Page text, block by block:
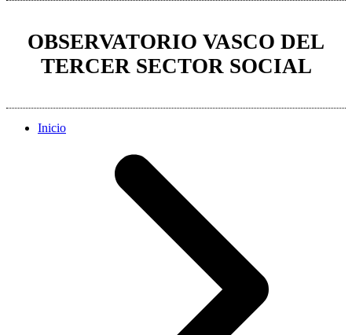
OBSERVATORIO VASCO DEL
TERCER SECTOR SOCIAL
Inicio